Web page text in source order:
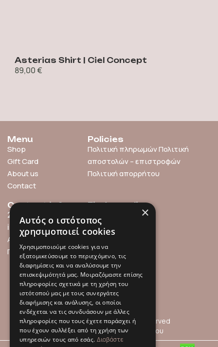
Asterias Shirt | Ciel Concept
89,00€
Menu
Shop
Gift Card
About us
Contact
Policies
Πολιτική πληρωμώνΠολιτική
αποστολών – επιστροφών
Πολιτική απορρήτου
Contact info
211 0101119
info@millefleurs.gr
Αγίου Αλεξάνδρου 69,
Παλαιό Φάληρο
Find us online
© 2026 Millefleurs | All rights reserved
Όροι Χρήσης Πολιτική Απορρήτου
×
Αυτός ο ιστότοπος
χρησιμοποιεί cookies
Χρησιμοποιούμε cookies για να
εξατομικεύσουμε το περιεχόμενο, τις
διαφημίσεις και να αναλύσουμε την
επισκεψιμότητά μας. Μοιραζόμαστε επίσης
πληροφορίες σχετικά με τη χρήση του
ιστότοπού μας με τους συνεργάτες
διαφήμισης και ανάλυσης, οι οποίοι
ενδέχεται να τις συνδυάσουν με άλλες
πληροφορίες που τους έχετε παράσχει ή
που έχουν συλλέξει από τη χρήση των
υπηρεσιών τους από εσάς. Διαβάστε